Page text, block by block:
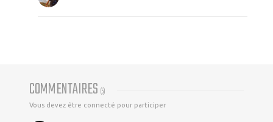
COMMENTAIRES (5)
Vous devez être connecté pour participer